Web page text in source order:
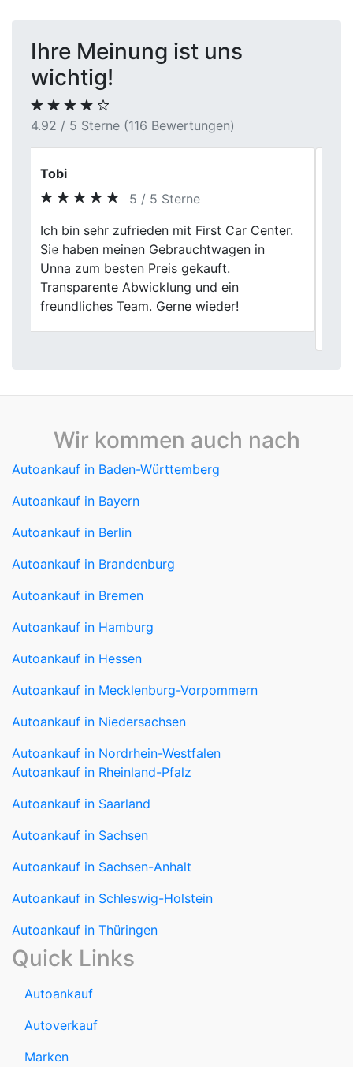
Ihre Meinung ist uns
wichtig!
4.92 / 5 Sterne (116 Bewertungen)
Kevin Schuster
5 / 5 Sterne
Bei First Car Center wars echt klasse
meinen Wagen loszuwerden. Die
Mitarbeiter waren total locker drauf und
die Bewertung meines Schlittens war echt
gerecht. Die ganze Abwicklung war nenn
Previous
Wir kommen auch nach
Autoankauf in Baden-Württemberg
Autoankauf in Bayern
Autoankauf in Berlin
Autoankauf in Brandenburg
Autoankauf in Bremen
Autoankauf in Hamburg
Autoankauf in Hessen
Autoankauf in Mecklenburg-Vorpommern
Autoankauf in Niedersachsen
Autoankauf in Nordrhein-Westfalen
Autoankauf in Rheinland-Pfalz
Autoankauf in Saarland
Autoankauf in Sachsen
Autoankauf in Sachsen-Anhalt
Autoankauf in Schleswig-Holstein
Autoankauf in Thüringen
Quick Links
Autoankauf
Autoverkauf
Marken